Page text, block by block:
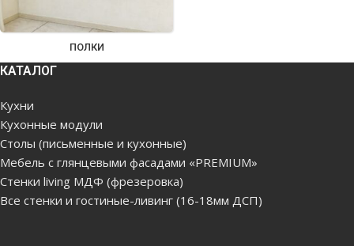
ПОЛКИ
КАТАЛОГ
Кухни
Кухонные модули
Столы (письменные и кухонные)
Мебель с глянцевыми фасадами «PREMIUM»
Стенки living МДФ (фрезеровка)
Все стенки и гостиные-ливинг (16-18мм ДСП)